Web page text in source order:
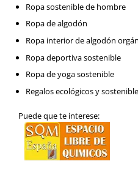
Ropa sostenible de hombre
Ropa de algodón
Ropa interior de algodón
Ropa deportiva sostenible
Ropa de yoga sostenible
Regalos ecológicos y
Puede que te interese: